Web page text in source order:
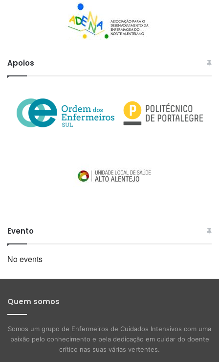
Apoios
Evento
No events
Quem somos
Somos um grupo de Enfermeiros de Cuidados Intensivos com uma
paixão pelo conhecimento e pela dedicação em cuidar do doente
crítico nas suas várias vertentes.